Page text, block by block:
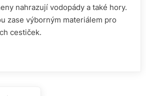
nahrazují vodopády a také hory.
zase výborným materiálem pro
cestiček.